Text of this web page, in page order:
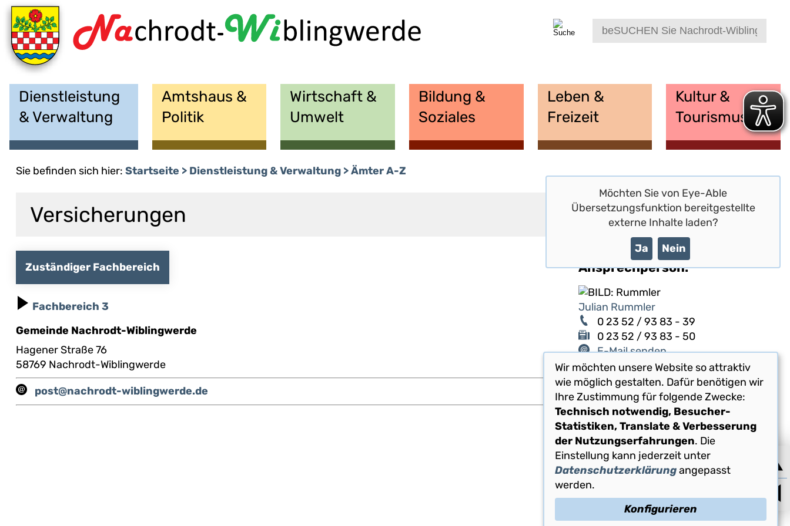
Möchten Sie von Eye-Able
Übersetzungsfunktion bereitgestellte
externe Inhalte laden?
Ja Nein
Dienstleistung
& Verwaltung
Amtshaus &
Politik
Wirtschaft &
Umwelt
Bildung &
Soziales
Leben &
Freizeit
Kultur &
Tourismus
Sie befinden sich hier: Startseite Dienstleistung & Verwaltung Ämter A-Z
Versicherungen
Zuständiger Fachbereich
Fachbereich 3
Gemeinde Nachrodt-Wiblingwerde
Hagener Straße 76
58769 Nachrodt-Wiblingwerde
post@nachrodt-wiblingwerde.de
Ansprechperson:
Julian Rummler
0 23 52 / 93 83 - 39
0 23 52 / 93 83 - 50
E-Mail senden
Wir möchten unsere Website so attraktiv
wie möglich gestalten. Dafür benötigen wir
Ihre Zustimmung für folgende Zwecke:
Technisch notwendig, Besucher-
Statistiken, Translate & Verbesserung
der Nutzungserfahrungen. Die
Einstellung kann jederzeit unter
Datenschutzerklärungangepasst
werden.
Konfigurieren